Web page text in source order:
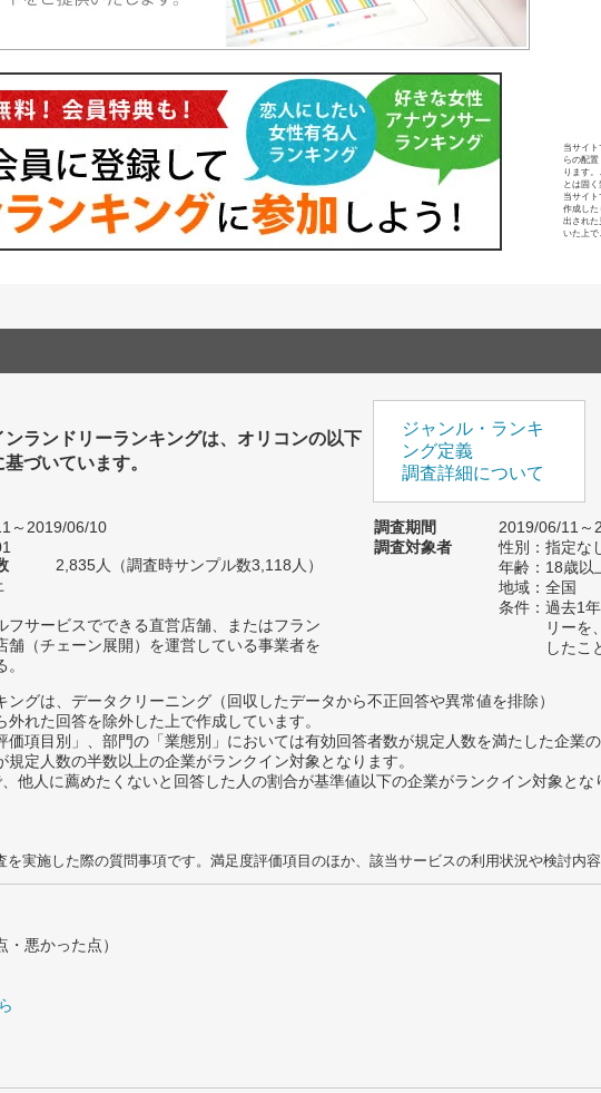
当サイ
らの配
ります
とは固く
当サイ
作成した
出された
いた上で
ンランドリーランキングは、オリコンの以下
づいています。
ジャンル・ランキ
ング定義
調査詳細について
～2019/06/10
2,835人（調査時サンプル数3,118人）
フサービスでできる直営店舗、またはフラン
舗（チェーン展開）を運営している事業者を
調査期間
2019/06/11～
調査対象者
性別：指定な
年齢：18歳以
地域：全国
条件：過去1
リーを
したこ
グは、データクリーニング（回収したデータから不正回答や異常値を排除）
れた回答を除外した上で作成しています。
項目別」、部門の「業態別」においては有効回答者数が規定人数を満たした企業
規定人数の半数以上の企業がランクイン対象となります。
他人に薦めたくないと回答した人の割合が基準値以下の企業がランクイン対象とな
を実施した際の質問事項です。満足度評価項目のほか、該当サービスの利用状況や検討内容
・悪かった点）